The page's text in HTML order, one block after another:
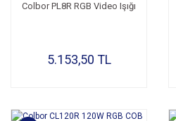
Colbor PL8R RGB Video Işığı
5.153,50 TL